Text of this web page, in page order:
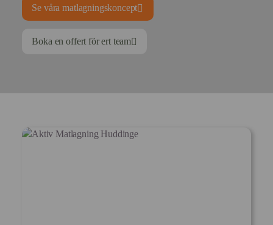
Se våra matlagningskoncept
Boka en offert för ert team